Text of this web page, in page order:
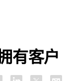
有客户